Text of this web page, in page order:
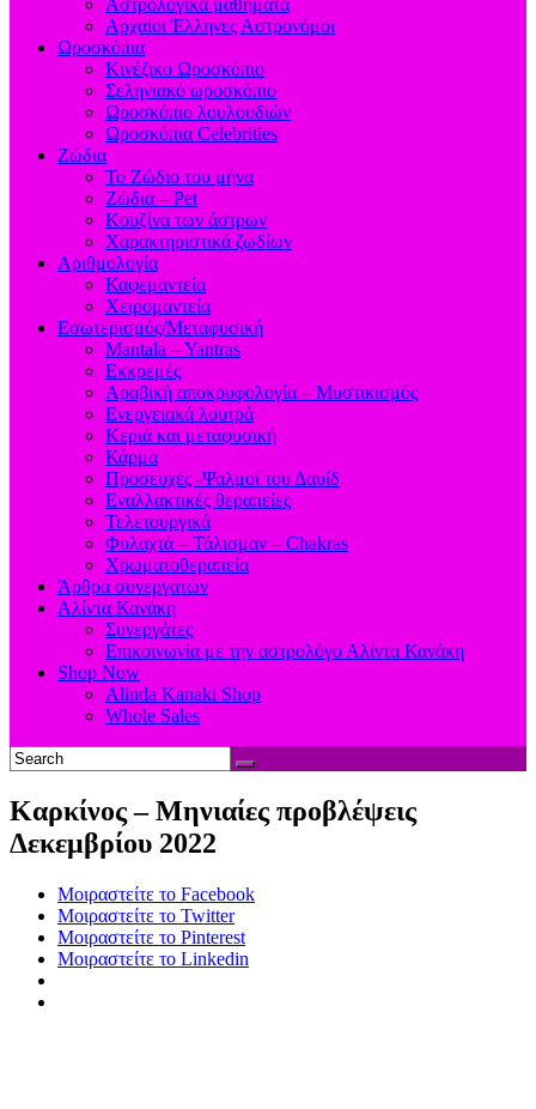
Aρχαίοι Έλληνες Αστρονόμοι
Ωροσκόπια
Κινέζικο Ωροσκόπιο
Σεληνιακό ωροσκόπιο
Ωροσκόπιο λουλουδιών
Ωροσκόπια Celebrities
Ζώδια
Το Ζώδιο του μήνα
Ζώδια – Pet
Κουζίνα των άστρων
Χαρακτηριστικά ζωδίων
Αριθμολογία
Καφεμαντεία
Χειρομαντεία
Εσωτερισμός/Μεταφυσική
Mantala – Yantras
Εκκρεμές
Αραβική αποκρυφολογία – Μυστικισμός
Ενεργειακά λουτρά
Κεριά και μεταφυσική
Κάρμα
Προσευχές -Ψαλμοί του Δαυίδ
Εναλλακτικές θεραπείες
Τελετουργικά
Φυλαχτά – Τάλισμαν – Chakras
Χρωματοθεραπεία
Άρθρα συνεργατών
Αλίντα Κανάκη
Συνεργάτες
Επικοινωνία με την αστρολόγο Αλίντα Κανάκη
Shop Now
Alinda Kanaki Shop
Whole Sales
Καρκίνος – Μηνιαίες προβλέψεις
Δεκεμβρίου 2022
Μοιραστείτε το Facebook
Μοιραστείτε το Twitter
Μοιραστείτε το Pinterest
Μοιραστείτε το Linkedin